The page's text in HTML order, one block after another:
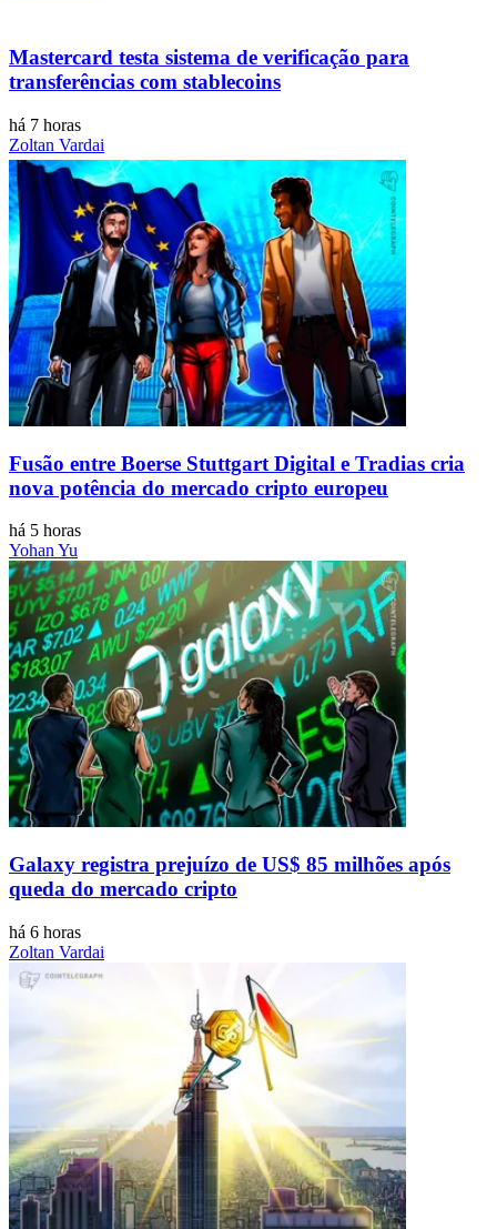
Mastercard testa sistema de verificação para
transferências com stablecoins
há 7 horas
Zoltan Vardai
Fusão entre Boerse Stuttgart Digital e Tradias cria
nova potência do mercado cripto europeu
há 5 horas
Yohan Yu
Galaxy registra prejuízo de US$ 85 milhões após
queda do mercado cripto
há 6 horas
Zoltan Vardai